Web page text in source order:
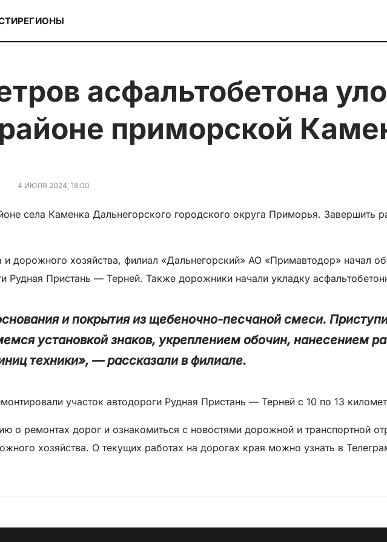
РЕГИОНЫ
приморской
4 ИЮЛЯ 2024, 18:00
села Каменка Дальнегорского городского округа Приморья. Завершить
дорожного хозяйства, филиал «Дальнегорский» АО «Примавтодор» начал
Рудная Пристань — Терней. Также дорожники начали укладку
и покрытия из щебеночно-песчаной смеси.
установкой знаков, укреплением обочин, нанесением
техники», — рассказали в филиале.
участок автодороги Рудная Пристань — Терней с 10 по 13
о ремонтах дорог и ознакомиться с новостями дорожной и транспортной
хозяйства. О текущих работах на дорогах края можно узнать в